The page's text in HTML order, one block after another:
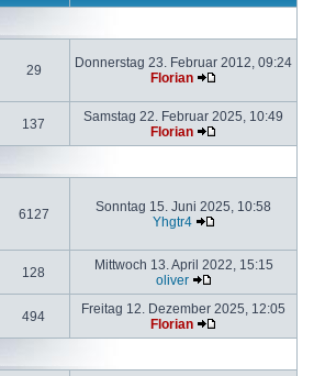
29
Donnerstag 23. Februar 2012, 09:24
Florian
137
Samstag 22. Februar 2025, 10:49
Florian
6127
Sonntag 15. Juni 2025, 10:58
Yhgtr4
128
Mittwoch 13. April 2022, 15:15
oliver
494
Freitag 12. Dezember 2025, 12:05
Florian